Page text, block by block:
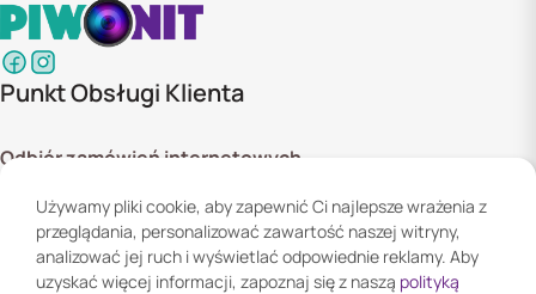
Punkt Obsługi Klienta
Odbiór zamówień internetowych
02-285 Warszawa
Godziny otwarcia:
Pn. - Pt. 08:00 - 16:00
Używamy pliki cookie, aby zapewnić Ci najlepsze wrażenia z
przeglądania, personalizować zawartość naszej witryny,
analizować jej ruch i wyświetlać odpowiednie reklamy. Aby
uzyskać więcej informacji, zapoznaj się z naszą polityką